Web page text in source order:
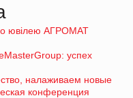
ювілею АГРОМАТ
успех
налаживаем новые
конференция